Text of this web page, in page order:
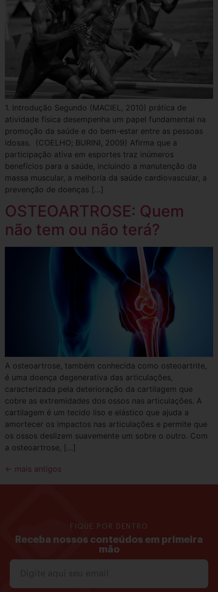
1. Introdução Segundo (MACIEL, 2010) prática de
atividade física desempenha um papel fundamental na
promoção da saúde e do bem-estar entre as pessoas
idosas. (COELHO; BURINI, 2009) Afirma que a
participação ativa em esportes traz inúmeros
benefícios para a saúde, incluindo a manutenção da
massa muscular, a melhoria da saúde cardiovascular, a
prevenção de doenças […]
OSTEOARTROSE: Quem
não tem ou não terá?
A osteoartrose, também conhecida como osteoartrite,
é uma doença degenerativa das articulações,
caracterizada pela deterioração da cartilagem que
cobre as extremidades dos ossos nas articulações. A
cartilagem é um tecido liso e elástico que ajuda a
amortecer os impactos nas articulações e permite que
os ossos deslizem suavemente um sobre o outro. Com
a osteoartrose, […]
← mais antigos
FIQUE POR DENTRO
Receba nossos conteúdos em primeira
mão